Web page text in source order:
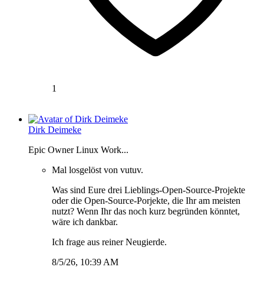
1
Dirk Deimeke
Epic Owner Linux Work...
Mal losgelöst von vutuv.
Was sind Eure drei Lieblings-Open-Source-Projekte
oder die Open-Source-Porjekte, die Ihr am meisten
nutzt? Wenn Ihr das noch kurz begründen könntet,
wäre ich dankbar.
Ich frage aus reiner Neugierde.
8/5/26, 10:39 AM